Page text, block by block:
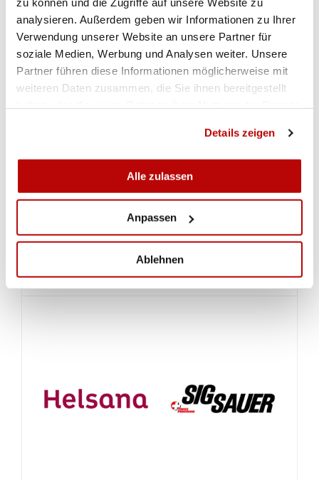
analysieren. Außerdem geben wir Informationen zu Ihrer
Verwendung unserer Website an unsere Partner für
soziale Medien, Werbung und Analysen weiter. Unsere
Partner führen diese Informationen möglicherweise mit
weiteren Daten zusammen, die Sie ihnen bereitgestellt
Details zeigen
Alle zulassen
Anpassen
Ablehnen
ALLA GALLERIA
JIWK LUZERN
Gewehr 10m Juniorinnen Final
Pistole 25m Juniorinnen Qualifikation
Pistole 25m Juniorinnen Final